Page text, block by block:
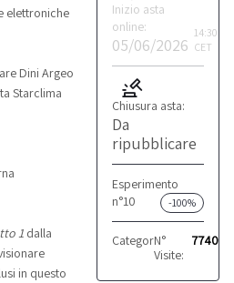
Inizio asta
online:
05/06/2026
14:30
CET
Chiusura asta:
Da
ripubblicare
Esperimento
n°10
-100%
Categoria:
N°
Visite:
7740
elettroniche
Dini Argeo
Starclima
1 dalla
in questo